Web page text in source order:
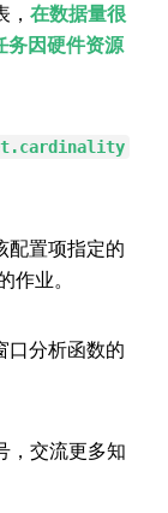
在数据量很
因硬件资源
配置项指定的
业。
口分析函数的
，交流更多知